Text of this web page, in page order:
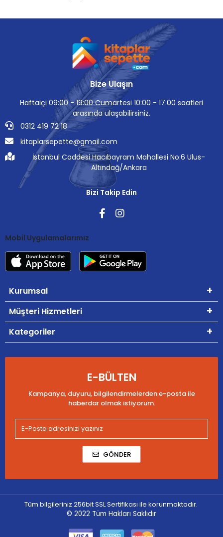
Bize Ulaşın
Haftaiçi 09:00 - 19:00 Cumartesi 10:00 - 17:00 saatleri
arasında ulaşabilirsiniz.
0312 419 72 18
kitaplarsepette@gmail.com
İstanbul Caddesi Hacıbayram Mahallesi No:6 Ulus-
Altındağ/Ankara
Bizi Takip Edin
Mobil Uygulamalarımız
Kurumsal
Müşteri Hizmetleri
Kategoriler
E-BÜLTEN
Kampanya, duyuru, bilgilendirmelerden e-posta ile
haberdar olmak istiyorum.
GÖNDER
Tüm bilgileriniz 256bit SSL Sertifikası ile korunmaktadır.
© 2022 Tüm Hakları Saklıdır